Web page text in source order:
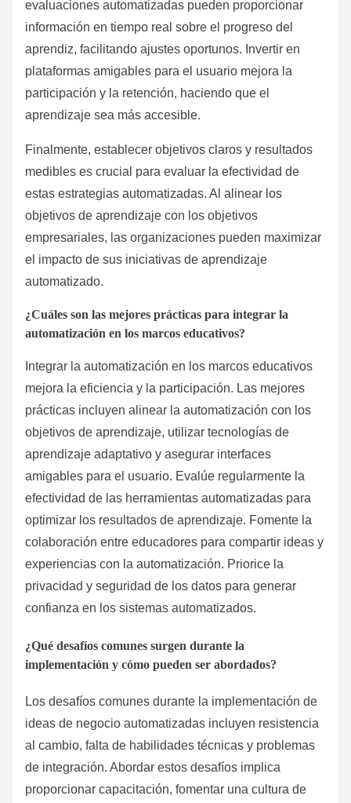
evaluaciones automatizadas pueden proporcionar
información en tiempo real sobre el progreso del
aprendiz, facilitando ajustes oportunos. Invertir en
plataformas amigables para el usuario mejora la
participación y la retención, haciendo que el
aprendizaje sea más accesible.
Finalmente, establecer objetivos claros y resultados
medibles es crucial para evaluar la efectividad de
estas estrategias automatizadas. Al alinear los
objetivos de aprendizaje con los objetivos
empresariales, las organizaciones pueden maximizar
el impacto de sus iniciativas de aprendizaje
automatizado.
¿Cuáles son las mejores prácticas para integrar la
automatización en los marcos educativos?
Integrar la automatización en los marcos educativos
mejora la eficiencia y la participación. Las mejores
prácticas incluyen alinear la automatización con los
objetivos de aprendizaje, utilizar tecnologías de
aprendizaje adaptativo y asegurar interfaces
amigables para el usuario. Evalúe regularmente la
efectividad de las herramientas automatizadas para
optimizar los resultados de aprendizaje. Fomente la
colaboración entre educadores para compartir ideas y
experiencias con la automatización. Priorice la
privacidad y seguridad de los datos para generar
confianza en los sistemas automatizados.
¿Qué desafíos comunes surgen durante la
implementación y cómo pueden ser abordados?
Los desafíos comunes durante la implementación de
ideas de negocio automatizadas incluyen resistencia
al cambio, falta de habilidades técnicas y problemas
de integración. Abordar estos desafíos implica
proporcionar capacitación, fomentar una cultura de